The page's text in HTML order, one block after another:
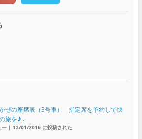
ぜの座席表（3号車） 指定席を予約して快
旅を♪...
ー| 12/01/2016 に投稿された